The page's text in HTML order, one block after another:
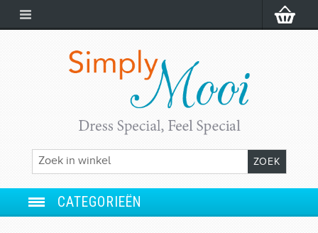
CATEGORIEËN